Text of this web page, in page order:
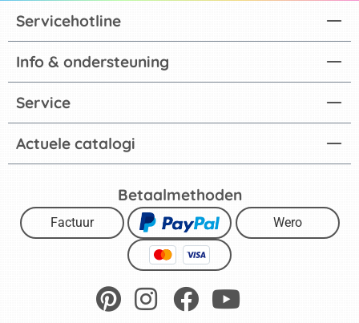
Actuele catalogi
Servicehotline
Info & ondersteuning
Service
Betaalmethoden
Factuur Wero